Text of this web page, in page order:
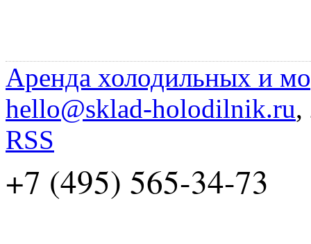
Аренда холодильных и
hello@sklad-holodilnik.ru,
RSS
+7 (495) 565-34-73